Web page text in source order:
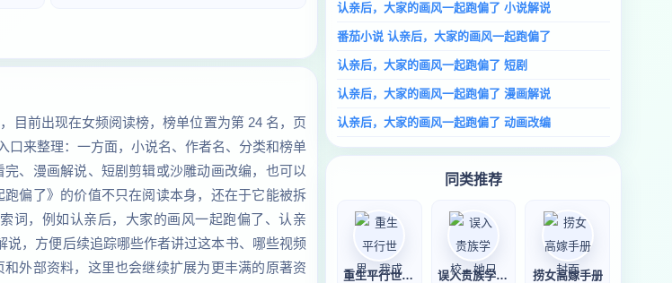
目前出现在女频阅读榜，榜单位置为第 24 名，页
口来整理：一方面，小说名、作者名、分类和榜单
、漫画解说、短剧剪辑或沙雕动画改编，也可以
偏了》的价值不只在阅读本身，还在于它能被拆
词，例如认亲后，大家的画风一起跑偏了、认亲
，方便后续追踪哪些作者讲过这本书、哪些视频
外部资料，这里也会继续扩展为更丰满的原著资
认亲后，大家的画风一起跑偏了 小说解说
番茄小说 认亲后，大家的画风一起跑偏了
认亲后，大家的画风一起跑偏了 短剧
认亲后，大家的画风一起跑偏了 漫画解说
认亲后，大家的画风一起跑偏了 动画改编
同类推荐
重生平行世界，我 误入贵族学校，她 捞女高嫁手册